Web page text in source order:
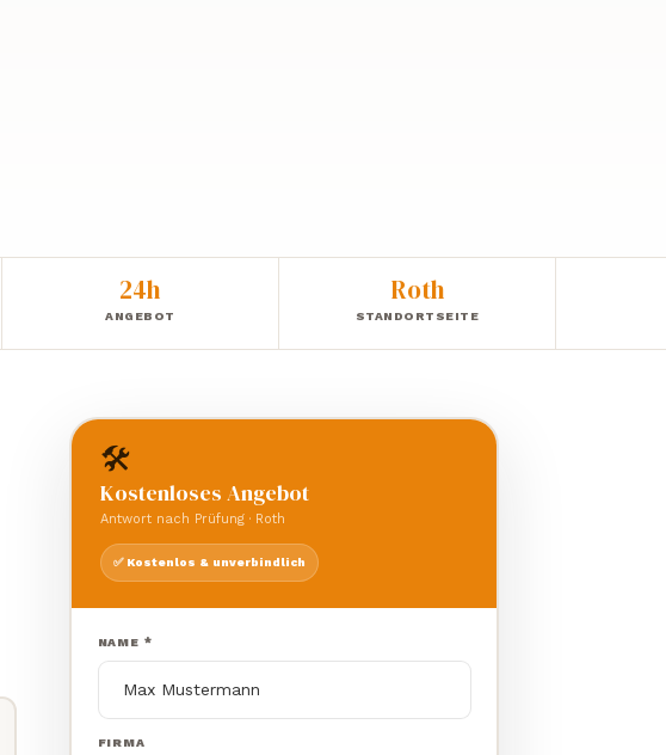
24h
ANGEBOT
Roth
STANDORTSEITE
🛠️
Kostenloses Angebot
Antwort nach Prüfung · Roth
✅ Kostenlos & unverbindlich
NAME *
FIRMA